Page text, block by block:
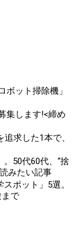
ット掃除機」
集します!<締め
求した1本で、
50代60代、“捨
みたい記事
ポット」5選。
で